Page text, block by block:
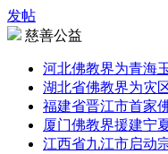
发帖
慈善公益
河北佛教界为青海
湖北省佛教界为灾
福建省晋江市首家
厦门佛教界援建宁
江西省九江市启动